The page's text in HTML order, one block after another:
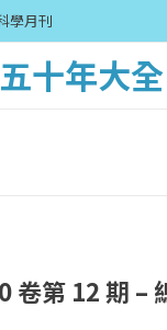
學月刊
十年大全
卷第 12 期 –